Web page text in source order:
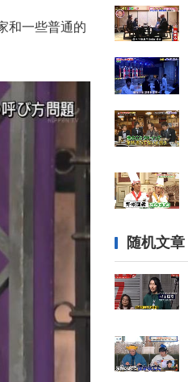
和一些普通的
随机文章